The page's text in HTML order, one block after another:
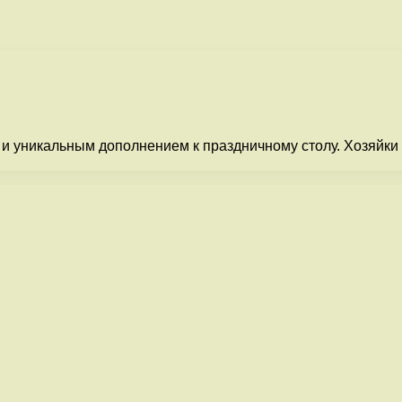
уникальным дополнением к праздничному столу.